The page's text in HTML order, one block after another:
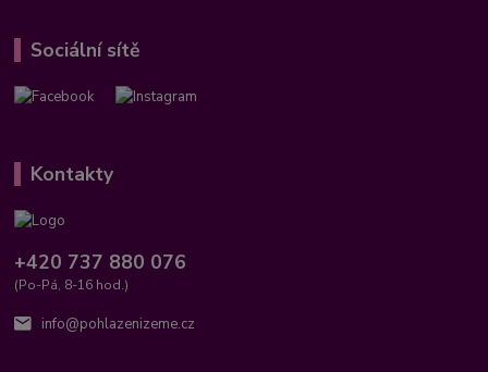
Sociální sítě
Kontakty
+420 737 880 076
(Po-Pá, 8-16 hod.)
info@pohlazenizeme.cz